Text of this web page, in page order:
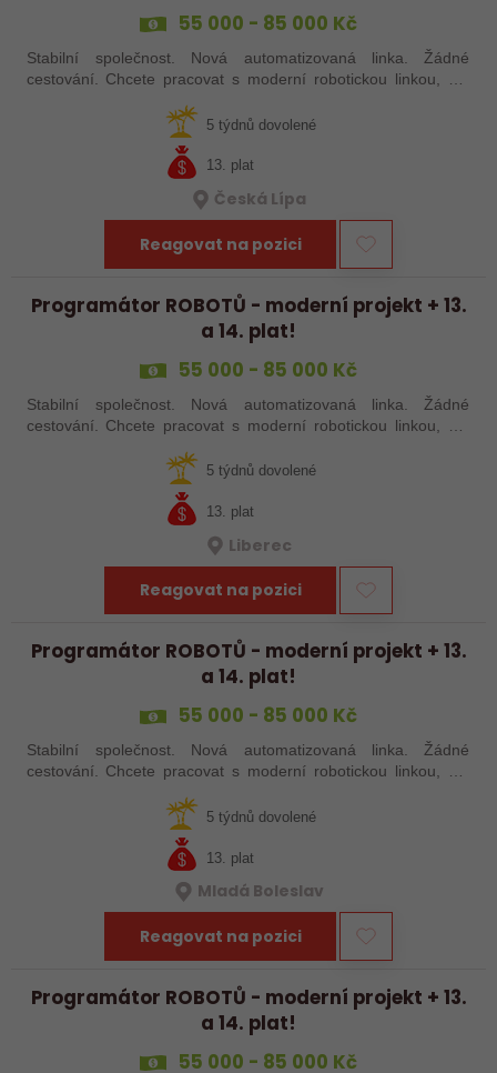
55 000 - 85 000 Kč
Stabilní společnost. Nová automatizovaná linka. Žádné
cestování. Chcete pracovat s moderní robotickou linkou, ale
šikovné absolventy…
5 týdnů dovolené
13. plat
Česká Lípa
Reagovat na pozici
Programátor ROBOTŮ - moderní projekt + 13.
a 14. plat!
55 000 - 85 000 Kč
Stabilní společnost. Nová automatizovaná linka. Žádné
cestování. Chcete pracovat s moderní robotickou linkou, ale
šikovné absolventy…
5 týdnů dovolené
13. plat
Liberec
Reagovat na pozici
Programátor ROBOTŮ - moderní projekt + 13.
a 14. plat!
55 000 - 85 000 Kč
Stabilní společnost. Nová automatizovaná linka. Žádné
cestování. Chcete pracovat s moderní robotickou linkou, ale
šikovné absolventy…
5 týdnů dovolené
13. plat
Mladá Boleslav
Reagovat na pozici
Programátor ROBOTŮ - moderní projekt + 13.
a 14. plat!
55 000 - 85 000 Kč